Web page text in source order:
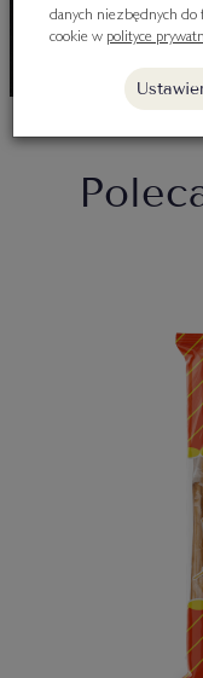
danych niezbędnych do
cookie w polityce